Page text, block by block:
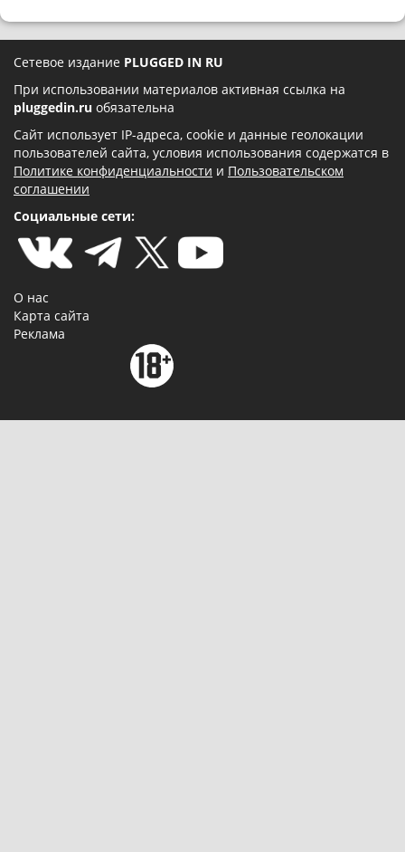
Сетевое издание PLUGGED IN RU
При использовании материалов активная ссылка на
pluggedin.ru обязательна
Сайт использует IP-адреса, cookie и данные геолокации
пользователей сайта, условия использования содержатся в
Политике конфиденциальности и Пользовательском
соглашении
Социальные сети:
О нас
Карта сайта
Реклама